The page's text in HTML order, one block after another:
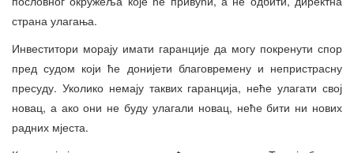
страна улагања.
Инвеститори морају имати гаранције да могу покренути спор
пред судом који ће донијети благовремену и непристрасну
пресуду. Уколико немају таквих гаранција, неће улагати свој
новац, а ако они не буду улагали новац, неће бити ни нових
радних мјеста.